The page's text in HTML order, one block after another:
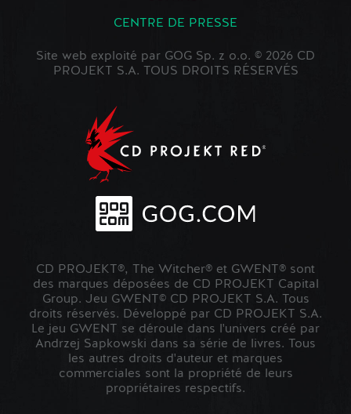
CENTRE DE PRESSE
Site web exploité par GOG Sp. z o.o. © 2026 CD
PROJEKT S.A. TOUS DROITS RÉSERVÉS
CD PROJEKT®, The Witcher® et GWENT® sont
des marques déposées de CD PROJEKT Capital
Group. Jeu GWENT© CD PROJEKT S.A. Tous
droits réservés. Développé par CD PROJEKT S.A.
Le jeu GWENT se déroule dans l'univers créé par
Andrzej Sapkowski dans sa série de livres. Tous
les autres droits d'auteur et marques
commerciales sont la propriété de leurs
propriétaires respectifs.